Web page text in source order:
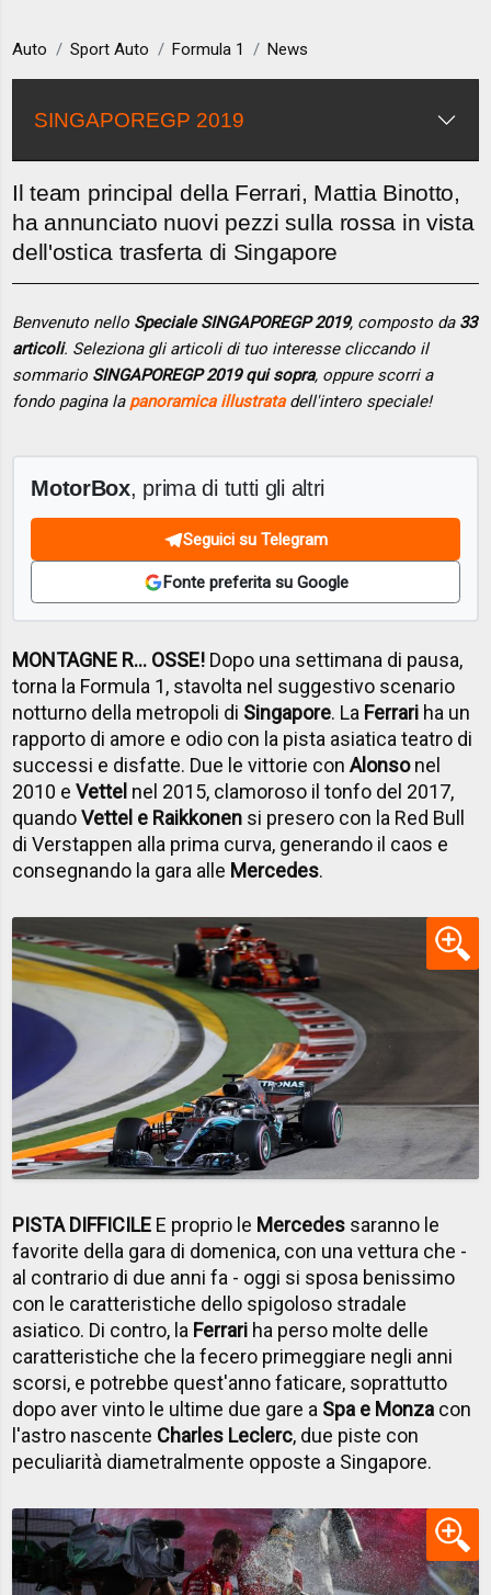
Auto Sport Auto Formula 1 News
SINGAPOREGP 2019
Il team principal della Ferrari, Mattia Binotto,
ha annunciato nuovi pezzi sulla rossa in vista
dell'ostica trasferta di Singapore
Benvenuto nello Speciale SINGAPOREGP 2019, composto da 33
articoli. Seleziona gli articoli di tuo interesse cliccando il
sommario SINGAPOREGP 2019 qui sopra, oppure scorri a
fondo pagina la panoramica illustratadell'intero speciale!
MotorBox, prima di tutti gli altri
Seguici su Telegram
Fonte preferita su Google
MONTAGNE R... OSSE! Dopo una settimana di pausa,
torna la Formula 1, stavolta nel suggestivo scenario
notturno della metropoli di Singapore. La Ferrari ha un
rapporto di amore e odio con la pista asiatica teatro di
successi e disfatte. Due le vittorie conAlonsonel
2010 eVettel nel 2015, clamoroso il tonfo del 2017,
quandoVettel e Raikkonen si presero con la Red Bull
di Verstappen alla prima curva, generando il caos e
consegnando la gara alle Mercedes.
PISTA DIFFICILE E proprio le Mercedes saranno le
favorite della gara di domenica, con una vettura che -
al contrario di due anni fa - oggi si sposa benissimo
con le caratteristiche dello spigoloso stradale
asiatico. Di contro, la Ferrari ha perso molte delle
caratteristiche che la fecero primeggiare negli anni
scorsi, e potrebbe quest'anno faticare, soprattutto
dopo aver vinto le ultime due gare a Spa e Monza con
l'astro nascente Charles Leclerc, due piste con
peculiarità diametralmente opposte a Singapore.